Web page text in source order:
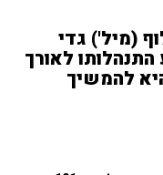
(מיל') גדי
לאורך
להמשיך